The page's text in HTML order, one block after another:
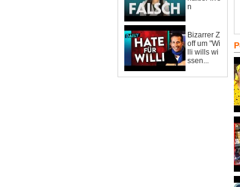
n
Bizarrer Z
off um "Wi
lli wills wi
ssen...